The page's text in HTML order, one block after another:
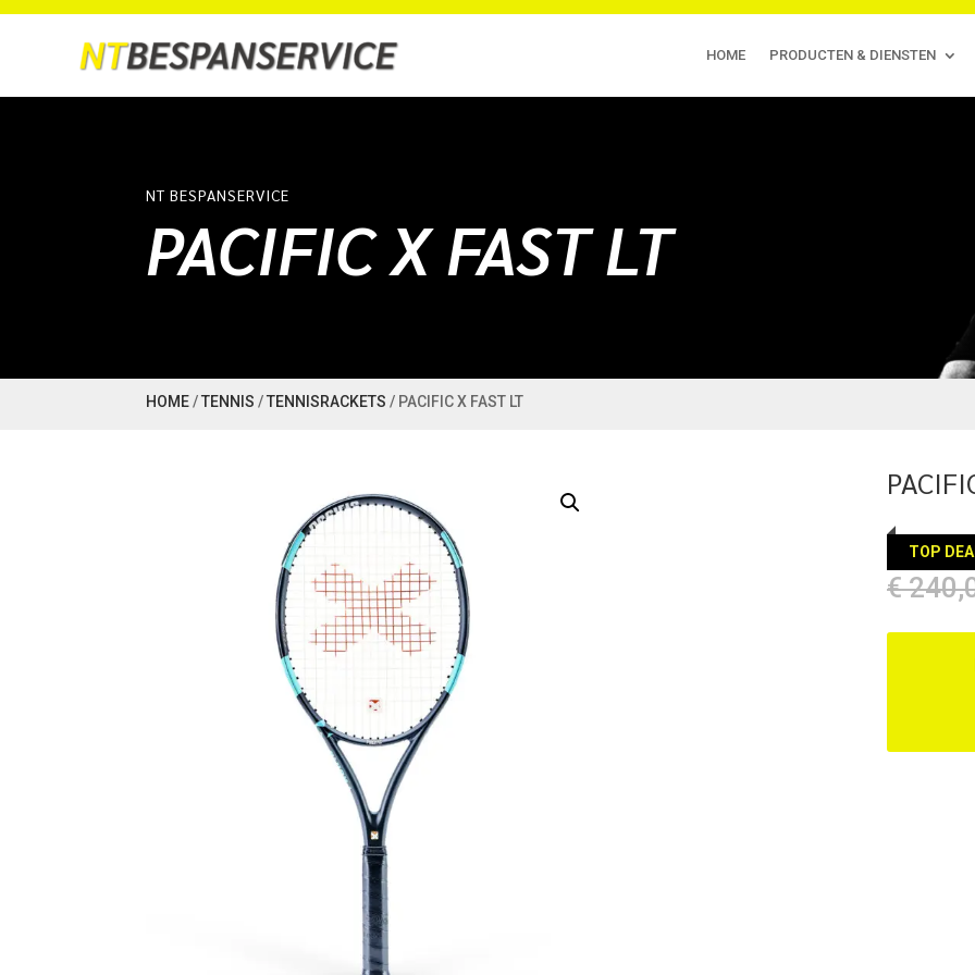
HOME PRODUCTEN & DIENSTEN
NT BESPANSERVICE
PACIFIC X FAST LT
HOME/TENNIS /TENNISRACKETS / PACIFIC X FAST LT
TOP
€